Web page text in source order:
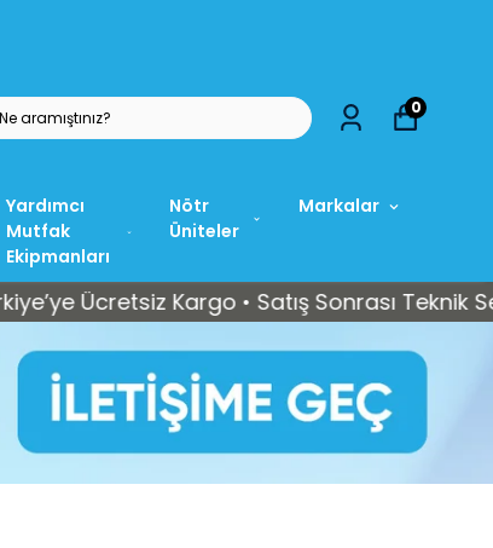
Yardımcı
Mutfak
Ekipmanları
Nötr
Üniteler
Markalar
0
Kargo • Satış Sonrası Teknik Servis